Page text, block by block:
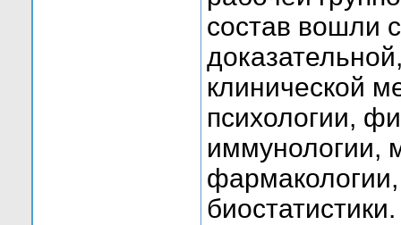
состав вошли
клинической
психологии,
иммунологии,
биостатистики.